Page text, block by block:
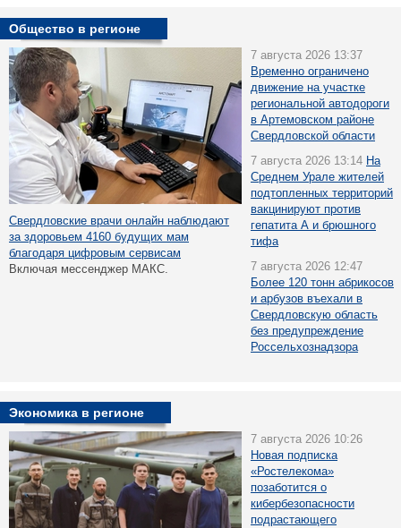
Общество в регионе
Свердловские врачи онлайн наблюдают
за здоровьем 4160 будущих мам
благодаря цифровым сервисам
Включая мессенджер МАКС.
7 августа 2026 13:37
Временно ограничено
движение на участке
региональной автодороги
в Артемовском районе
Свердловской области
7 августа 2026 13:14 На
Среднем Урале жителей
подтопленных территорий
вакцинируют против
гепатита А и брюшного
тифа
7 августа 2026 12:47
Более 120 тонн абрикосов
и арбузов въехали в
Свердловскую область
без предупреждение
Россельхознадзора
Экономика в регионе
7 августа 2026 10:26
Новая подписка
«Ростелекома»
позаботится о
кибербезопасности
подрастающего